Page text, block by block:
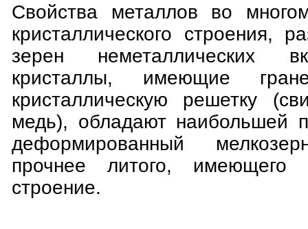
Свойства металлов во
кристаллического строения,
зерен неметаллических
кристаллы, имеющие
кристаллическую решетку
медь), обладают наибольшей
деформированный
прочнее литого, имеющего
строение.